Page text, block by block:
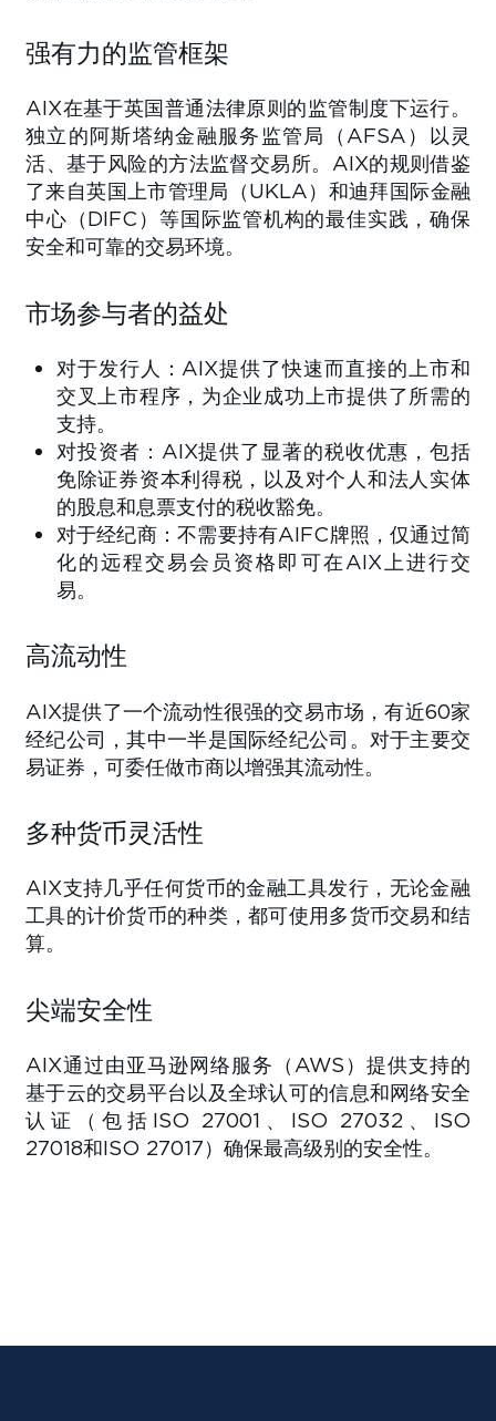
强有力的监管框架
AIX在基于英国普通法律原则的监管制度下运行。
独立的阿斯塔纳金融服务监管局（AFSA）以灵
活、基于风险的方法监督交易所。AIX的规则借鉴
了来自英国上市管理局（UKLA）和迪拜国际金融
中心（DIFC）等国际监管机构的最佳实践，确保
安全和可靠的交易环境。
市场参与者的益处
对于发行人：AIX提供了快速而直接的上市和
交叉上市程序，为企业成功上市提供了所需的
支持。
对投资者：AIX提供了显著的税收优惠，包括
免除证券资本利得税，以及对个人和法人实体
的股息和息票支付的税收豁免。
对于经纪商：不需要持有AIFC牌照，仅通过简
化的远程交易会员资格即可在AIX上进行交
易。
高流动性
AIX提供了一个流动性很强的交易市场，有近60家
经纪公司，其中一半是国际经纪公司。对于主要交
易证券，可委任做市商以增强其流动性。
多种货币灵活性
AIX支持几乎任何货币的金融工具发行，无论金融
工具的计价货币的种类，都可使用多货币交易和结
算。
尖端安全性
AIX通过由亚马逊网络服务（AWS）提供支持的
基于云的交易平台以及全球认可的信息和网络安全
认证（包括ISO 27001、ISO 27032、ISO
27018和ISO 27017）确保最高级别的安全性。